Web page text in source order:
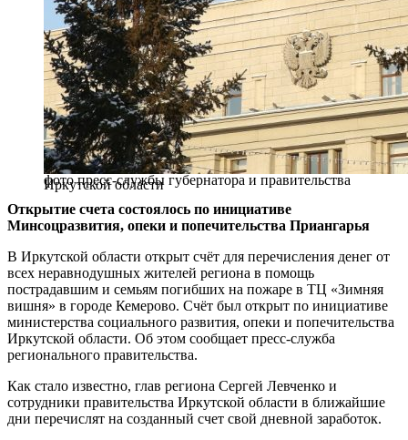
фото пресс-службы губернатора и правительства
Иркутской области
Открытие счета состоялось по инициативе
Минсоцразвития, опеки и попечительства Приангарья
В Иркутской области открыт счёт для перечисления денег от
всех неравнодушных жителей региона в помощь
пострадавшим и семьям погибших на пожаре в ТЦ «Зимняя
вишня» в городе Кемерово. Счёт был открыт по инициативе
министерства социального развития, опеки и попечительства
Иркутской области. Об этом сообщает пресс-служба
регионального правительства.
Как стало известно, глав региона Сергей Левченко и
сотрудники правительства Иркутской области в ближайшие
дни перечислят на созданный счет свой дневной заработок.